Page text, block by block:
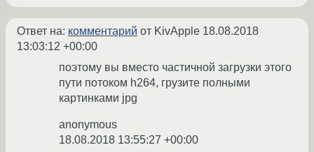
Ответ на: комментарий от KivApple 18.08.2018
13:03:12 +00:00
поэтому вы вместо частичной загрузки этого
пути потоком h264, грузите полными
картинками jpg
anonymous
18.08.2018 13:55:27 +00:00